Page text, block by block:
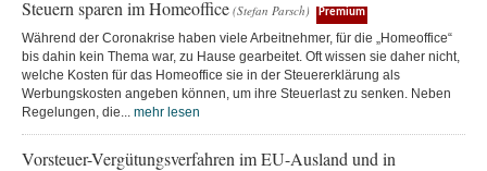
Steuern sparen im Homeoffice (Stefan Parsch) Premium
Während der Coronakrise haben viele Arbeitnehmer, für die „Homeoffice“
bis dahin kein Thema war, zu Hause gearbeitet. Oft wissen sie daher nicht,
welche Kosten für das Homeoffice sie in der Steuererklärung als
Werbungskosten angeben können, um ihre Steuerlast zu senken. Neben
Regelungen, die... mehr lesen
Vorsteuer-Vergütungsverfahren im EU-Ausland und in